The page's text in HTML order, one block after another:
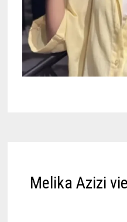
Melika Azizi